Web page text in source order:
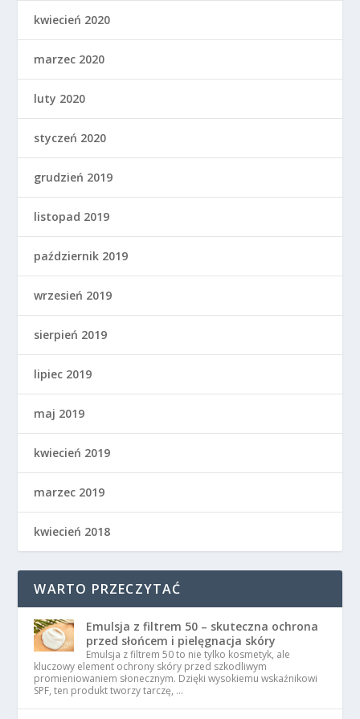
kwiecień 2020
marzec 2020
luty 2020
styczeń 2020
grudzień 2019
listopad 2019
październik 2019
wrzesień 2019
sierpień 2019
lipiec 2019
maj 2019
kwiecień 2019
marzec 2019
kwiecień 2018
WARTO PRZECZYTAĆ
Emulsja z filtrem 50 – skuteczna ochrona
przed słońcem i pielęgnacja skóry
Emulsja z filtrem 50 to nie tylko kosmetyk, ale
kluczowy element ochrony skóry przed szkodliwym
promieniowaniem słonecznym. Dzięki wysokiemu wskaźnikowi
SPF, ten produkt tworzy tarczę, …